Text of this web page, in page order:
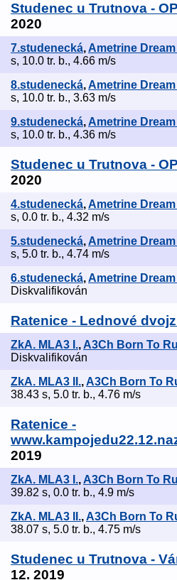
Studenec u Trutnova -
2020
7.studenecká, Ametrine
s, 10.0 tr. b., 4.66 m/s
8.studenecká,Ametrine
s, 10.0 tr. b., 3.63 m/s
9.studenecká, Ametrine
s, 10.0 tr. b., 4.36 m/s
Studenec u Trutnova -
2020
4.studenecká,Ametrine
s, 0.0 tr. b., 4.32 m/s
5.studenecká, Ametrine
s, 5.0 tr. b., 4.74 m/s
6.studenecká,Ametrine
Diskvalifikován
Ratenice - Lednové
ZkA. MLA3 I., A3Ch Born To
Diskvalifikován
ZkA. MLA3 II.,A3Ch Born To
38.43 s, 5.0 tr. b., 4.76 m/s
Ratenice -
2019
ZkA. MLA3 I., A3Ch Born To
39.82 s, 0.0 tr. b., 4.9 m/s
ZkA. MLA3 II.,A3Ch Born To
38.07 s, 5.0 tr. b., 4.75 m/s
Studenec u Trutnova -
12. 2019